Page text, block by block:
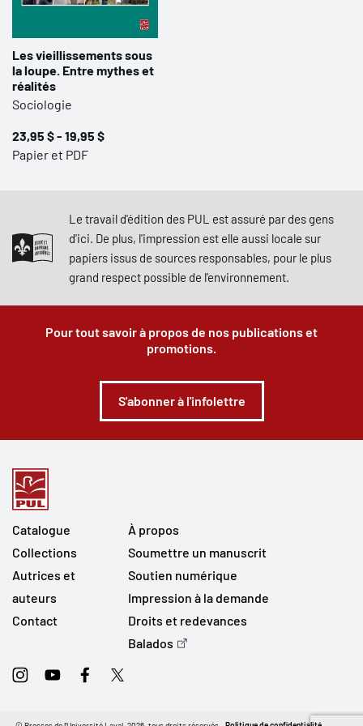
Les vieillissements sous
la loupe. Entre mythes et
réalités
Sociologie
23,95 $ - 19,95 $
Papier et PDF
Le travail d'édition des PUL est assuré par des gens
d'ici. De plus, l'impression est elle aussi locale sur
papiers issus de sources responsables, pour le plus
grand respect possible de l'environnement.
Pour tout savoir à propos de nos publications et
promotions.
S'abonner à l'infolettre
Catalogue
Collections
Autrices et
auteurs
Contact
À propos
Soumettre un manuscrit
Soutien numérique
Impression à la demande
Droits et redevances
Balados
InstagramYoutubeFacebookTwitter